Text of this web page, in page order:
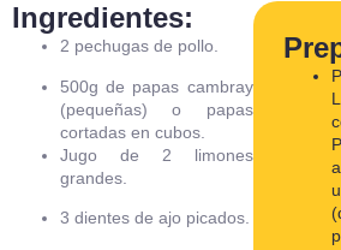
Ingredientes:
2 pechugas de pollo.
500g de papas cambray
(pequeñas) o papas
cortadas en cubos.
Jugo de 2 limones
grandes.
3 dientes de ajo picados.